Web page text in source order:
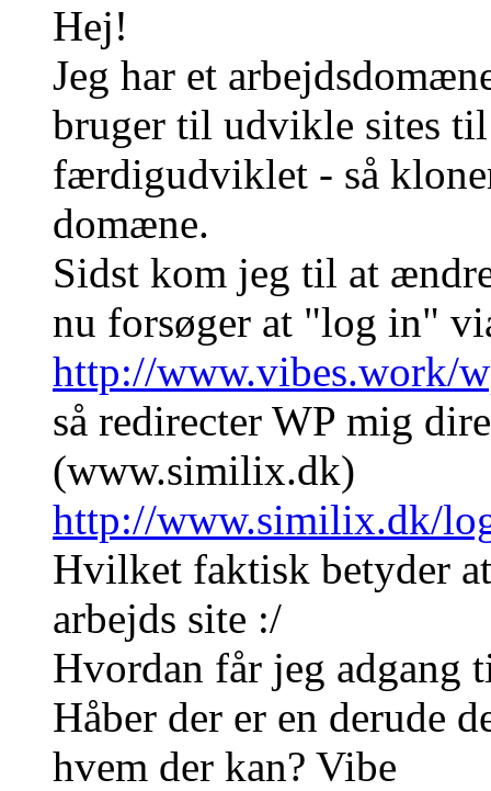
Hej!
Jeg har et
bruger til udvikle sites til
færdigudviklet - så
domæne.
Sidst kom jeg til at
nu forsøger at "log in"
http://www.vibes.work/
så redirecter WP mig
(www.similix.dk)
http://www.similix.dk/
Hvilket faktisk betyder
arbejds site :/
Hvordan får jeg adgang
Håber der er en derude
hvem der kan? Vibe